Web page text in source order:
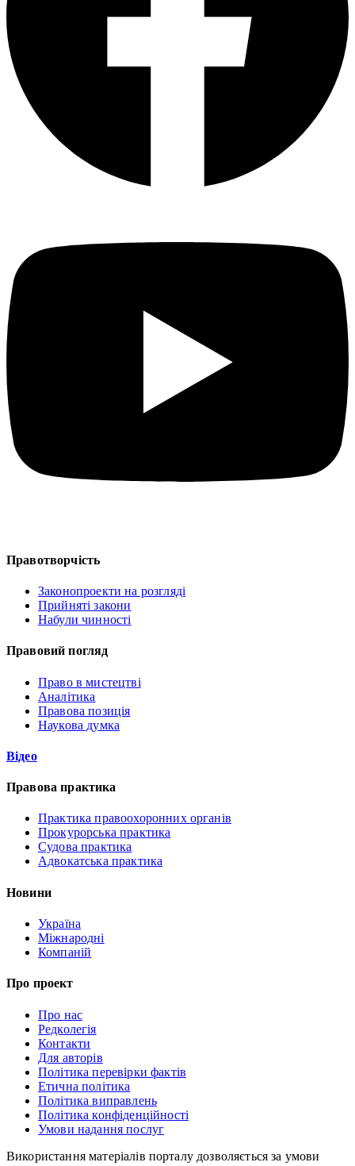
Правотворчість
Законопроекти на розгляді
Прийняті закони
Набули чинності
Правовий погляд
Право в мистецтві
Аналітика
Правова позиція
Наукова думка
Відео
Правова практика
Практика правоохоронних органів
Прокурорська практика
Судова практика
Адвокатська практика
Новини
Україна
Міжнародні
Компаній
Про проект
Про нас
Редколегія
Контакти
Для авторів
Політика перевірки фактів
Етична політика
Політика виправлень
Політика конфіденційності
Умови надання послуг
Використання матеріалів порталу дозволяється за умови